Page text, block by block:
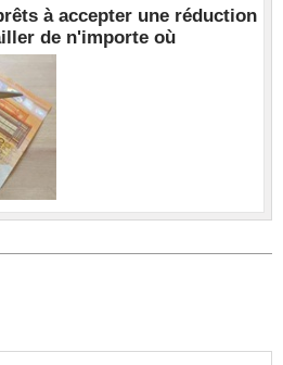
à accepter une réduction
de n'importe où